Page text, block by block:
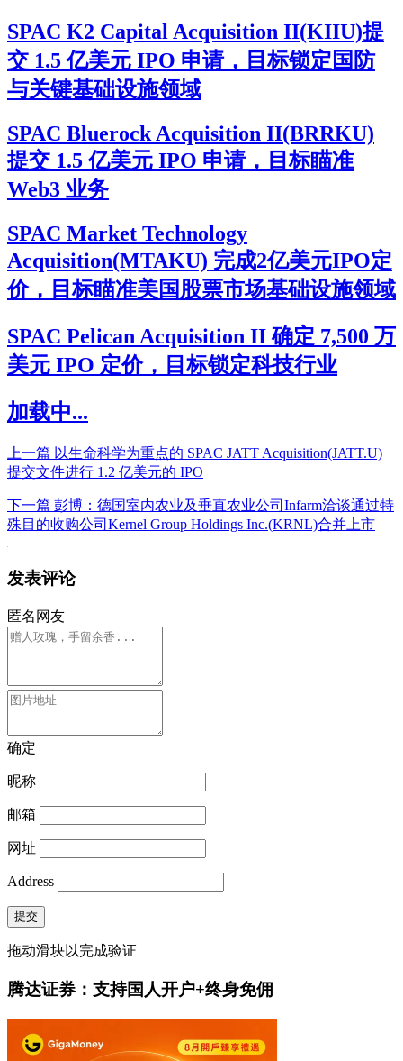
SPAC K2 Capital Acquisition II(KIIU)提
交 1.5 亿美元 IPO 申请，目标锁定国防
与关键基础设施领域
SPAC Bluerock Acquisition II(BRRKU)
提交 1.5 亿美元 IPO 申请，目标瞄准
Web3 业务
SPAC Market Technology
Acquisition(MTAKU) 完成2亿美元IPO定
价，目标瞄准美国股票市场基础设施领域
SPAC Pelican Acquisition II 确定 7,500 万
美元 IPO 定价，目标锁定科技行业
加载中...
上一篇 以生命科学为重点的 SPAC JATT Acquisition(JATT.U)
提交文件进行 1.2 亿美元的 IPO
下一篇 彭博：德国室内农业及垂直农业公司Infarm洽谈通过特
殊目的收购公司Kernel Group Holdings Inc.(KRNL)合并上市
发表评论
匿名网友
确定
昵称
邮箱
网址
Address
提交
拖动滑块以完成验证
腾达证券：支持国人开户+终身免佣